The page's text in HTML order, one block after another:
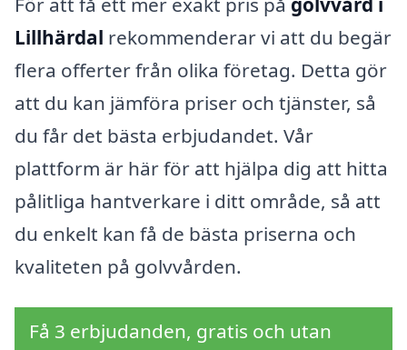
Lillhärdal rekommenderar vi att du begär
flera offerter från olika företag. Detta gör
att du kan jämföra priser och tjänster, så
du får det bästa erbjudandet. Vår
plattform är här för att hjälpa dig att hitta
pålitliga hantverkare i ditt område, så att
du enkelt kan få de bästa priserna och
kvaliteten på golvvården.
Få 3 erbjudanden, gratis och utan